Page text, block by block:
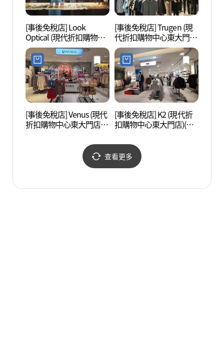
[事後免稅店] Look
Optical (現代折扣購物中
心東大門店)(룩옵티컬 현
대아울렛 동대문점)
[事後免稅店] Trugen (現
代折扣購物中心東大門
店)(트루젠 현대아울렛 동
대문점)
[事後免稅店] Venus (現代
折扣購物中心東大門店)
[事後免稅店] K2 (現代折
扣購物中心東大門店)(K2
查看更多